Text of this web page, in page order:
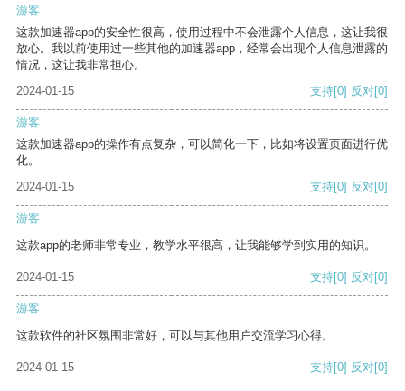
游客
这款加速器app的安全性很高，使用过程中不会泄露个人信息，这让我很
放心。我以前使用过一些其他的加速器app，经常会出现个人信息泄露的
情况，这让我非常担心。
2024-01-15
支持[0] 反对[0]
游客
这款加速器app的操作有点复杂，可以简化一下，比如将设置页面进行优
化。
2024-01-15
支持[0] 反对[0]
游客
这款app的老师非常专业，教学水平很高，让我能够学到实用的知识。
2024-01-15 支持[0] 反对[0]
游客
这款软件的社区氛围非常好，可以与其他用户交流学习心得。
2024-01-15 支持[0] 反对[0]